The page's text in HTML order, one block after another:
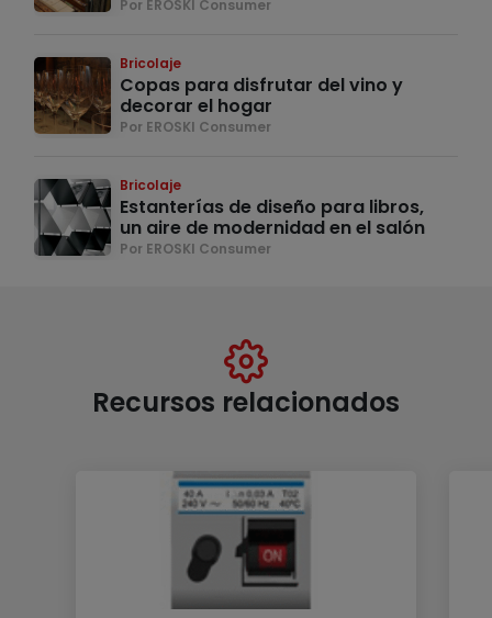
Por EROSKI Consumer
Bricolaje
Copas para disfrutar del vino y
decorar el hogar
Por EROSKI Consumer
Bricolaje
Estanterías de diseño para libros,
un aire de modernidad en el salón
Por EROSKI Consumer
Recursos relacionados